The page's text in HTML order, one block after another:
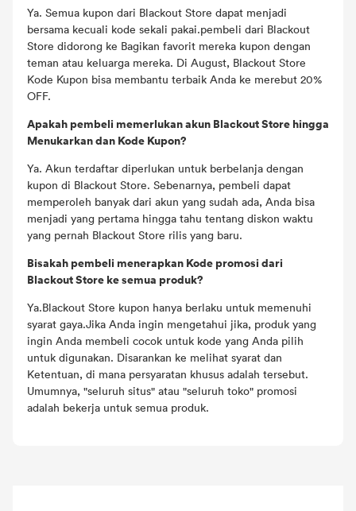
Ya. Semua kupon dari Blackout Store dapat menjadi
bersama kecuali kode sekali pakai.pembeli dari Blackout
Store didorong ke Bagikan favorit mereka kupon dengan
teman atau keluarga mereka. Di August, Blackout Store
Kode Kupon bisa membantu terbaik Anda ke merebut 20%
OFF.
Apakah pembeli memerlukan akun Blackout Store hingga
Menukarkan dan Kode Kupon?
Ya. Akun terdaftar diperlukan untuk berbelanja dengan
kupon di Blackout Store. Sebenarnya, pembeli dapat
memperoleh banyak dari akun yang sudah ada, Anda bisa
menjadi yang pertama hingga tahu tentang diskon waktu
yang pernah Blackout Store rilis yang baru.
Bisakah pembeli menerapkan Kode promosi dari
Blackout Store ke semua produk?
Ya.Blackout Store kupon hanya berlaku untuk memenuhi
syarat gaya.Jika Anda ingin mengetahui jika, produk yang
ingin Anda membeli cocok untuk kode yang Anda pilih
untuk digunakan. Disarankan ke melihat syarat dan
Ketentuan, di mana persyaratan khusus adalah tersebut.
Umumnya, "seluruh situs" atau "seluruh toko" promosi
adalah bekerja untuk semua produk.